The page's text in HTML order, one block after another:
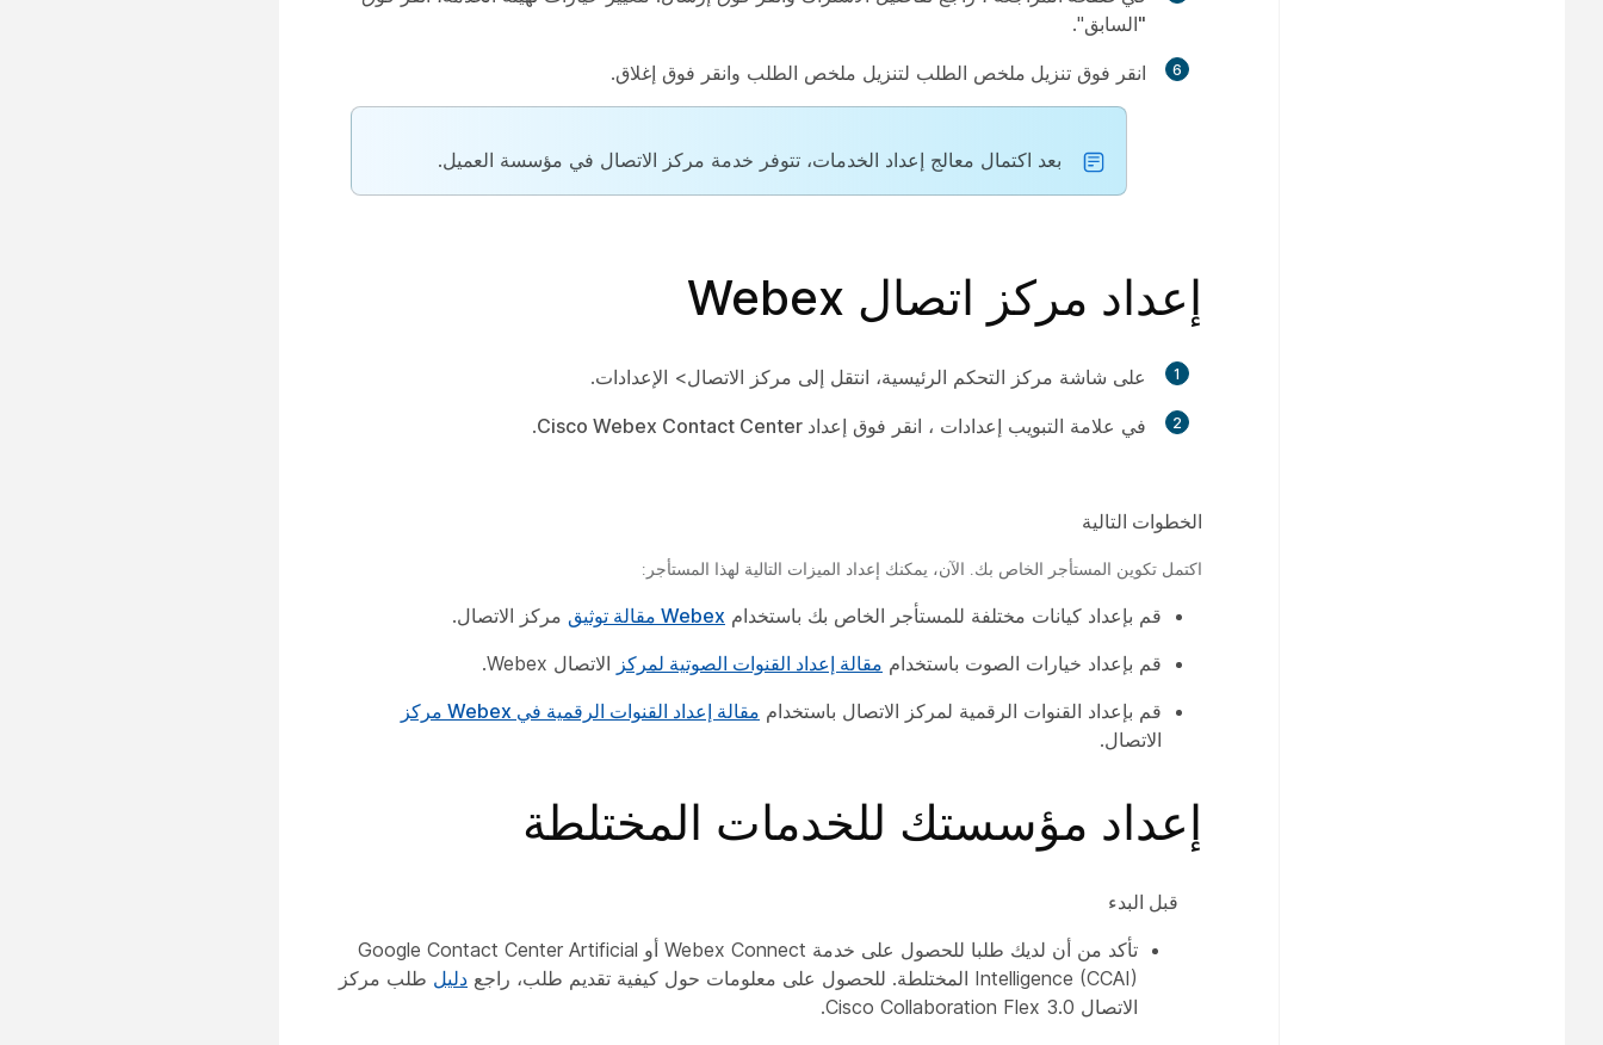
"السابق".
6 انقر فوق تنزيل ملخص الطلب لتنزيل ملخص الطلب وانقر فوق إغلاق.
بعد اكتمال معالج إعداد الخدمات، تتوفر خدمة مركز الاتصال في مؤسسة العميل.
إعداد مركز اتصال Webex
1 على شاشة مركز التحكم الرئيسية، انتقل إلى مركز الاتصال> الإعدادات.
2 في علامة التبويب إعدادات ، انقر فوق إعداد Cisco Webex Contact Center .
الخطوات التالية
اكتمل تكوين المستأجر الخاص بك. الآن، يمكنك إعداد الميزات التالية لهذا المستأجر:
قم بإعداد كيانات مختلفة للمستأجر الخاص بك باستخدام Webex مقالة توثيق
مركز الاتصال.
قم بإعداد خيارات الصوت باستخدام مقالة إعداد القنوات الصوتية لمركز الاتصال Webex.
قم بإعداد القنوات الرقمية لمركز الاتصال باستخدام مقالة إعداد القنوات الرقمية في Webex مركز
الاتصال.
إعداد مؤسستك للخدمات المختلطة
‏‫قبل البدء‬
تأكد من أن لديك طلبا للحصول على خدمة Webex Connect أو Google Contact Center Artificial
Intelligence (CCAI) المختلطة. للحصول على معلومات حول كيفية تقديم طلب، راجع
دليل طلب مركز
الاتصال Cisco Collaboration Flex 3.0.